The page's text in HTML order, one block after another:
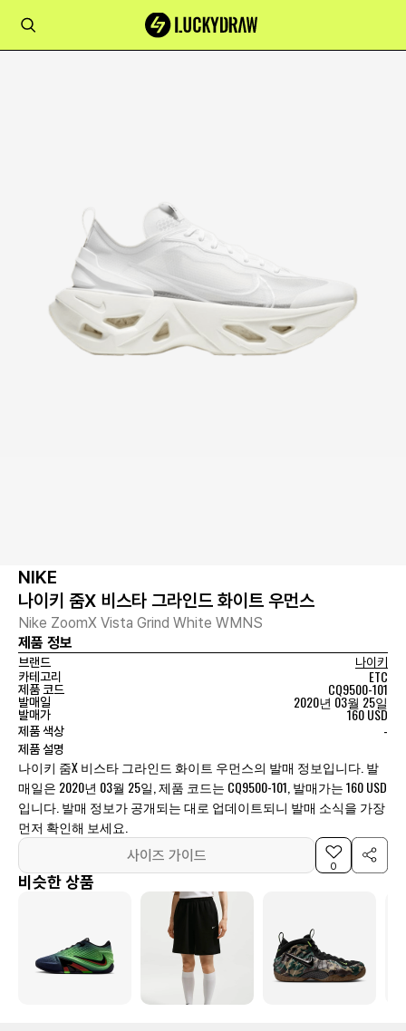
NIKE
나이키 줌X 비스타 그라인드 화이트 우먼스
Nike ZoomX Vista Grind White WMNS
제품 정보
브랜드
나이키
카테고리
ETC
제품 코드 CQ9500-101
발매일 2020년 03월 25일
발매가 160 USD
제품 색상 -
제품 설명
나이키 줌X 비스타 그라인드 화이트 우먼스의 발매 정보입니다. 발
매일은 2020년 03월 25일, 제품 코드는 CQ9500-101, 발매가는 160 USD
입니다. 발매 정보가 공개되는 대로 업데이트되니 발매 소식을 가장
먼저 확인해 보세요.
사이즈 가이드
0
비슷한 상품